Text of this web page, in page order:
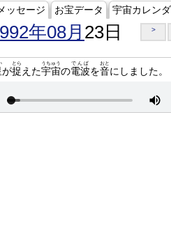
ッセージ お宝データ 宇宙カレン
年08月 23日 >
が捉
とら
えた宇宙
うちゅう
の電波
でんぱ
を音
おと
にしました。